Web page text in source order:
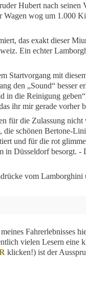
Hubert nach seinen
wog um 1.000
das exakt dieser
Ein echter
Startvorgang mit
den „Sound“ besser
in die Reinigung
ihr mir gerade vorher
für die Zulassung
schönen Bertone-
und für die rot
in Düsseldorf besorgt. -
vom
vielen Lesern eine
klicken!) ist der